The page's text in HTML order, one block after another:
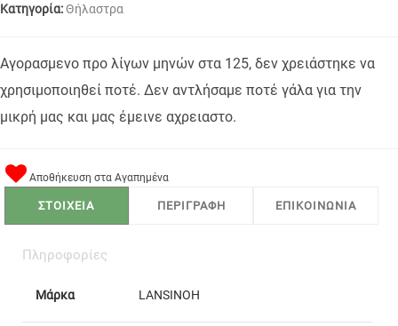
Κατηγορία: Θήλαστρα
Αγορασμενο προ λίγων μηνών στα 125, δεν χρειάστηκε να
χρησιμοποιηθεί ποτέ. Δεν αντλήσαμε ποτέ γάλα για την
μικρή μας και μας έμεινε αχρειαστο.
Αποθήκευση στα Αγαπημένα
ΣΤΟΙΧΕΙΑ ΠΕΡΙΓΡΑΦΗ ΕΠΙΚΟΙΝΩΝΙΑ
Πληροφορίες
Μάρκα LANSINOH